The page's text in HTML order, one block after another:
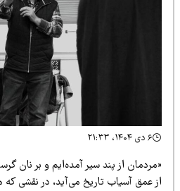
از پند سیر آمده‌ایم و بر نان
عمق آسیاب تاریخ می‌آید، در نقشی که